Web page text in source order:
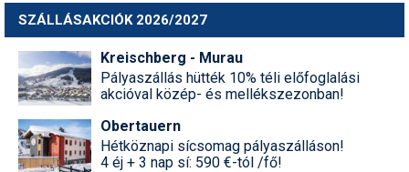
SZÁLLÁSAKCIÓK 2026/2027
Kreischberg - Murau
Pályaszállás hütték 10% téli előfoglalási
akcióval közép- és mellékszezonban!
Obertauern
Hétköznapi sícsomag pályaszálláson!
4 éj + 3 nap sí: 590 €-tól /fő!